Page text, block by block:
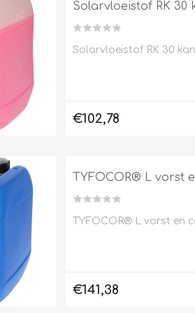
Tabel inch-mm
Bronzen fittingen
Collectorkoppelingen
Messing
Pomp koppelingen
Soldeer koppelingen
Solar buis
Solar koppelingen
Solar fittingen
AEG
Stiebel
Solarvloeistof RK
Solarvloeistof RK 30
€102,78
TYFOCOR® L vorst
TYFOCOR® L vorst
€141,38